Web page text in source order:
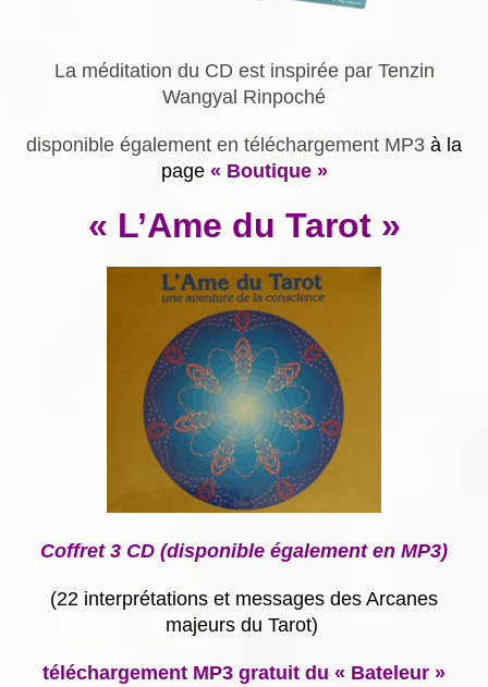
La méditation du CD est inspirée par Tenzin
Wangyal Rinpoché
disponible également en téléchargement MP3 à la
page« Boutique »
« L’Ame du Tarot »
Coffret 3 CD (disponible également en MP3)
(22 interprétations et messages des Arcanes
majeurs du Tarot)
téléchargement MP3 gratuit du « Bateleur »